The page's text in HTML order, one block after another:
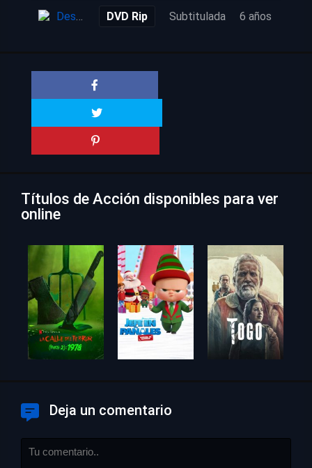
Descarga DVD Rip Subtitulada 6 años
Títulos de Acción disponibles para ver
online
Deja un comentario